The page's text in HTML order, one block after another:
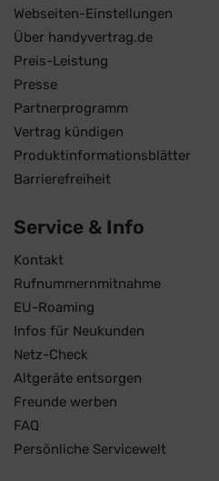
Webseiten-Einstellungen
Über handyvertrag.de
Preis-Leistung
Presse
Partnerprogramm
Vertrag kündigen
Produktinformationsblätter
Barrierefreiheit
Service & Info
Kontakt
Rufnummernmitnahme
EU-Roaming
Infos für Neukunden
Netz-Check
Altgeräte entsorgen
Freunde werben
FAQ
Persönliche Servicewelt